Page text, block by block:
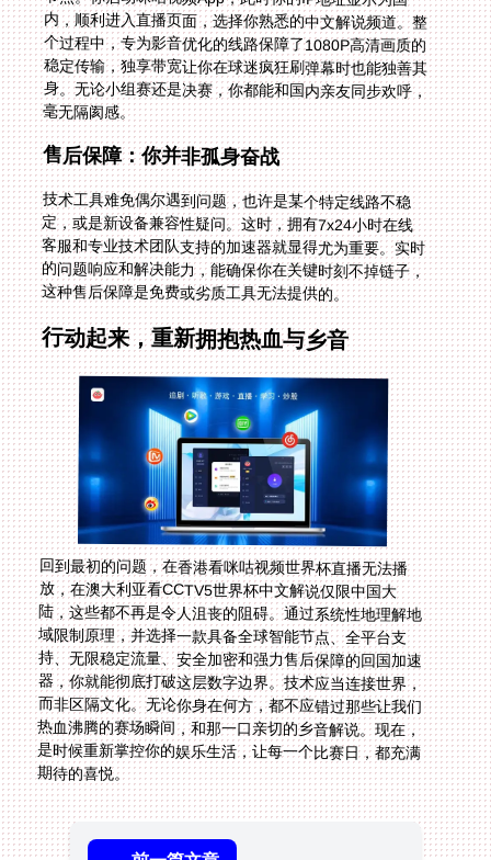
毫无隔阂感。
售后保障：你并非孤身奋战
技术工具难免偶尔遇到问题，也许是某个特定线路不稳
定，或是新设备兼容性疑问。这时，拥有7x24小时在线
客服和专业技术团队支持的加速器就显得尤为重要。实时
的问题响应和解决能力，能确保你在关键时刻不掉链子，
这种售后保障是免费或劣质工具无法提供的。
行动起来，重新拥抱热血与乡音
回到最初的问题，在香港看咪咕视频世界杯直播无法播
放，在澳大利亚看CCTV5世界杯中文解说仅限中国大
陆，这些都不再是令人沮丧的阻碍。通过系统性地理解地
域限制原理，并选择一款具备全球智能节点、全平台支
持、无限稳定流量、安全加密和强力售后保障的回国加速
器，你就能彻底打破这层数字边界。技术应当连接世界，
而非区隔文化。无论你身在何方，都不应错过那些让我们
热血沸腾的赛场瞬间，和那一口亲切的乡音解说。现在，
是时候重新掌控你的娱乐生活，让每一个比赛日，都充满
期待的喜悦。